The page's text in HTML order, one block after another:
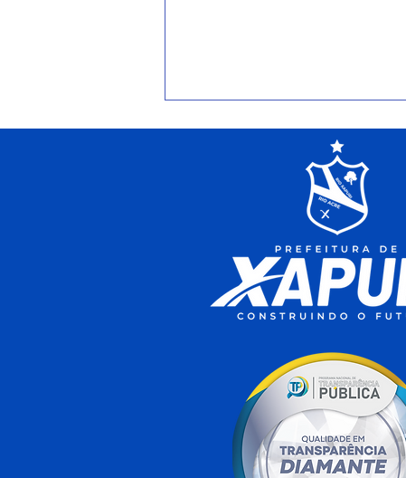
Prefeitura de Xapuri lança
projeto de jiu-jítsu para
promover inclusão,
crianças e adolescentes